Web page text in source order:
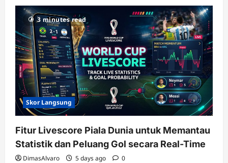
3 minutes read
Skor Langsung
Fitur Livescore Piala Dunia untuk Memantau
Statistik dan Peluang Gol secara Real-Time
DimasAlvaro 5 days ago 0